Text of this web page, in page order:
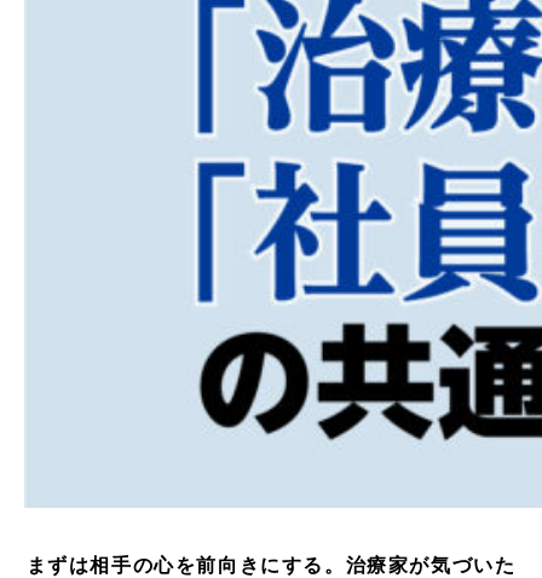
まずは相手の心を前向きにする。治療家が気づいた